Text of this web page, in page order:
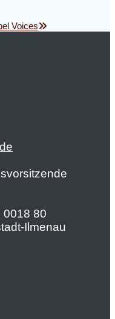
Voices
0018 80
Ilmenau